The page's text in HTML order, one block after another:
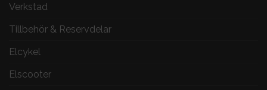
Verkstad
Tillbehör & Reservdelar
Elcykel
Elscooter